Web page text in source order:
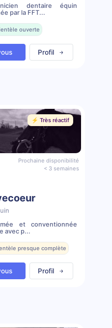
dentaire équin
par la FFT...
ouverte
Profil
⚡️ Très réactif
Prochaine disponibilité
< 3 semaines
et conventionnée
avec p...
presque complète
Profil